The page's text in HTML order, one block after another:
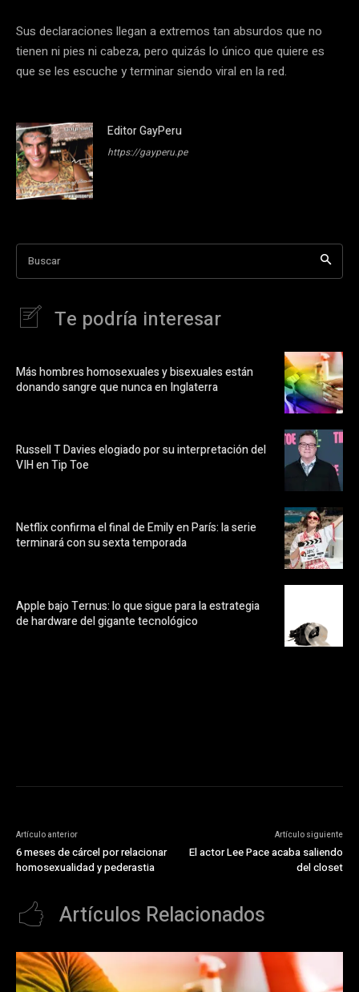
Sus declaraciones llegan a extremos tan absurdos que no
tienen ni pies ni cabeza, pero quizás lo único que quiere es
que se les escuche y terminar siendo viral en la red.
Editor GayPeru
https://gayperu.pe
Buscar
Te podría interesar
Más hombres homosexuales y bisexuales están
donando sangre que nunca en Inglaterra
Russell T Davies elogiado por su interpretación del
VIH en Tip Toe
Netflix confirma el final de Emily en París: la serie
terminará con su sexta temporada
Apple bajo Ternus: lo que sigue para la estrategia
de hardware del gigante tecnológico
Artículo anterior
6 meses de cárcel por relacionar
homosexualidad y pederastia
Artículo siguiente
El actor Lee Pace acaba saliendo
del closet
Artículos Relacionados